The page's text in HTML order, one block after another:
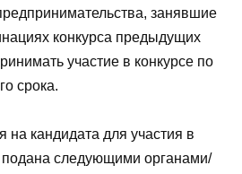
занявшие
конкурса предыдущих
участие в конкурсе по
срока.
на кандидата для участия в
подана следующими органами/